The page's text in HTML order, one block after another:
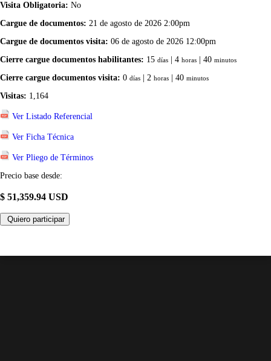
Visita Obligatoria: No
Cargue de documentos: 21 de agosto de 2026 2:00pm
Cargue de documentos visita: 06 de agosto de 2026 12:00pm
Cierre cargue documentos habilitantes: 15 días | 4 horas | 40 minutos
Cierre cargue documentos visita: 0 días | 2 horas | 40 minutos
Visitas: 1,164
Ver Listado Referencial
Ver Ficha Técnica
Ver Pliego de Términos
Precio base desde:
$ 51,359.94 USD
Quiero participar